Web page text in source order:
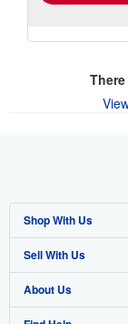
Shop With Us
Advanced Search
Browse Collections
Sell With Us
Start Selling
About Us